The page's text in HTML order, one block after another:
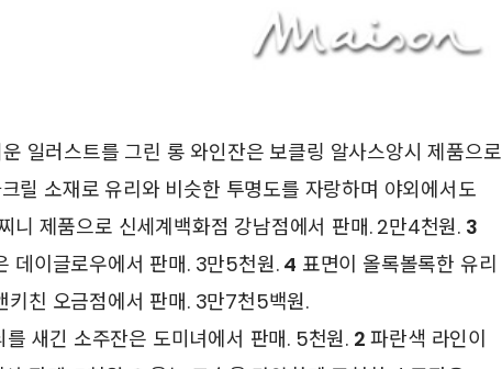
일러스트를 그린 롱 와인잔은 보클링 알사스앙시 제품으로
릴 소재로 유리와 비슷한 투명도를 자랑하며 야외에서도
니 제품으로 신세계백화점 강남점에서 판매. 2만4천원. 3
데이글로우에서 판매. 3만5천원. 4 표면이 올록볼록한 유리
친 오금점에서 판매. 3만7천5백원.
새긴 소주잔은 도미녀에서 판매. 5천원. 2 파란색 라인이